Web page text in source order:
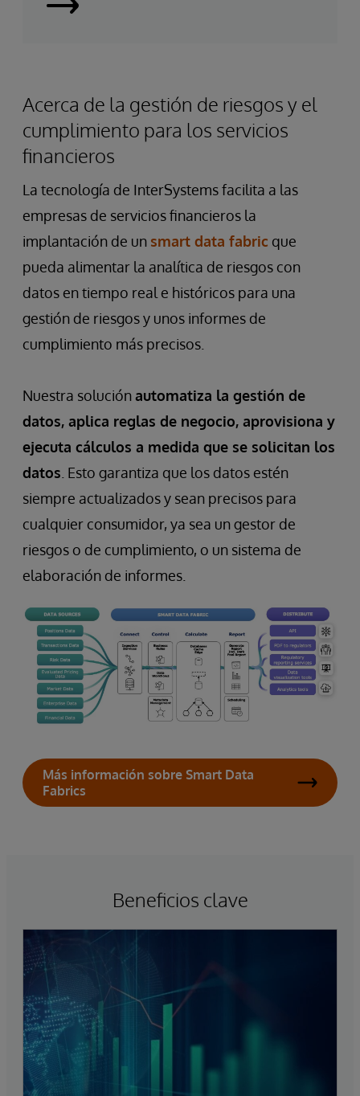
Sub-
Enables
Faster
Investment
Decisions
Acerca de la gestión de riesgos y el
cumplimiento para los servicios
financieros
La tecnología de InterSystems facilita a las
empresas de servicios financieros la
implantación de un smart data fabric que
pueda alimentar la analítica de riesgos con
datos en tiempo real e históricos para una
gestión de riesgos y unos informes de
cumplimiento más precisos.
Nuestra soluciónautomatiza la gestión de
datos, aplica reglas de negocio, aprovisiona y
ejecuta cálculos a medida que se solicitan los
datos . Esto garantiza que los datos estén
siempre actualizados y sean precisos para
cualquier consumidor, ya sea un gestor de
riesgos o de cumplimiento, o un sistema de
elaboración de informes.
Más información sobre Smart Data
Fabrics
Beneficios clave